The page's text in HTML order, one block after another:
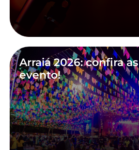
Arraiá 2026: confira
evento!